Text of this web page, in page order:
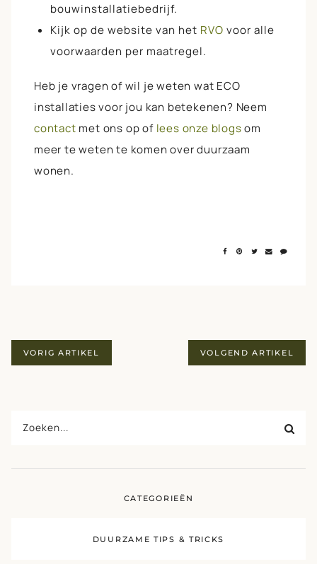
bouwinstallatiebedrijf.
Kijk op de website van het RVO voor alle
voorwaarden per maatregel.
Heb je vragen of wil je weten wat ECO
installaties voor jou kan betekenen? Neem
contact met ons op of lees onze blogsom
meer te weten te komen over duurzaam
wonen.
BERICHTENNAVIGATIE
VORIG ARTIKEL VOLGEND ARTIKEL
Search
CATEGORIEËN
DUURZAME TIPS & TRICKS